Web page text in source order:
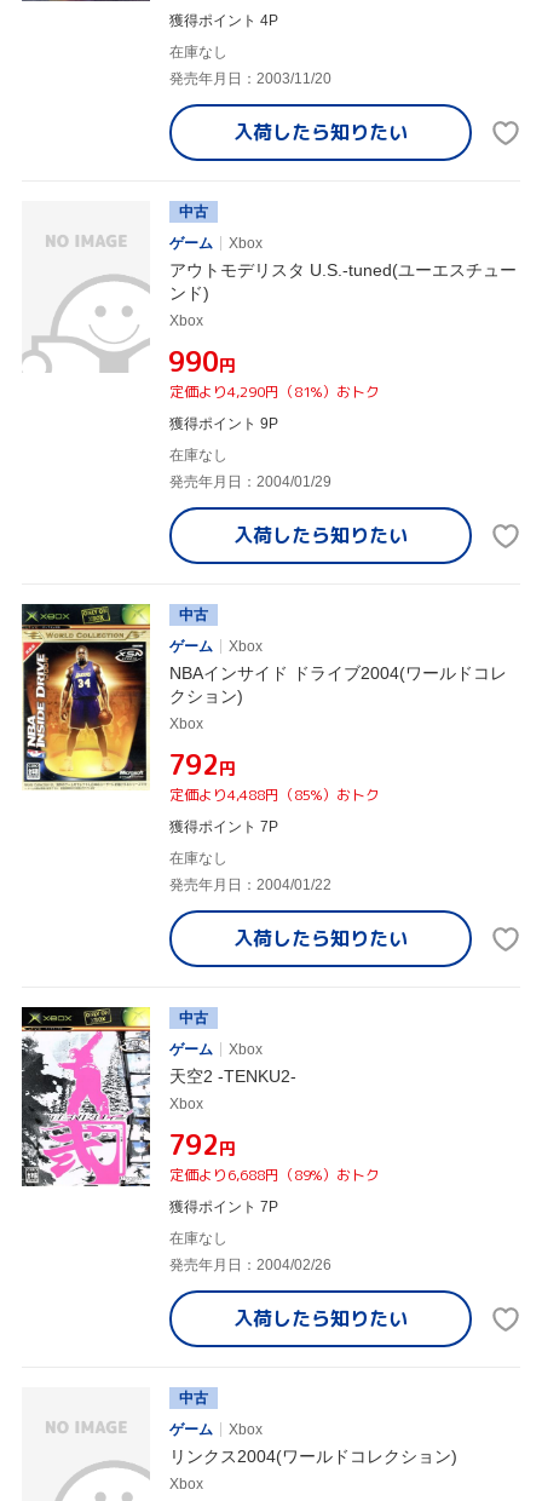
獲得ポイント 4P
在庫なし
発売年月日：2003/11/20
入荷したら知りたい
中古
ゲーム
Xbox
アウトモデリスタ U.S.-tuned(ユーエスチュー
ンド)
Xbox
¥990円
定価より4,290円（81%）おトク
獲得ポイント 9P
在庫なし
発売年月日：2004/01/29
入荷したら知りたい
中古
ゲーム
Xbox
NBAインサイド ドライブ2004(ワールドコレ
クション)
Xbox
¥792円
定価より4,488円（85%）おトク
獲得ポイント 7P
在庫なし
発売年月日：2004/01/22
入荷したら知りたい
中古
ゲーム
Xbox
天空2 -TENKU2-
Xbox
¥792円
定価より6,688円（89%）おトク
獲得ポイント 7P
在庫なし
発売年月日：2004/02/26
入荷したら知りたい
中古
ゲーム
Xbox
リンクス2004(ワールドコレクション)
Xbox